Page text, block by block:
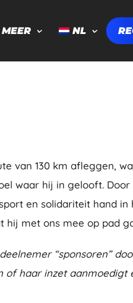
MEER NL
van 130 km afleggen,
waar hij in gelooft.
en solidariteit hand in
hij met ons mee op pad
“sponsoren”
of haar inzet aanmoedigt